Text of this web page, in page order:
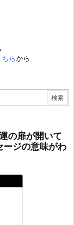
ちらから
の扉が開いて
ージの意味がわ